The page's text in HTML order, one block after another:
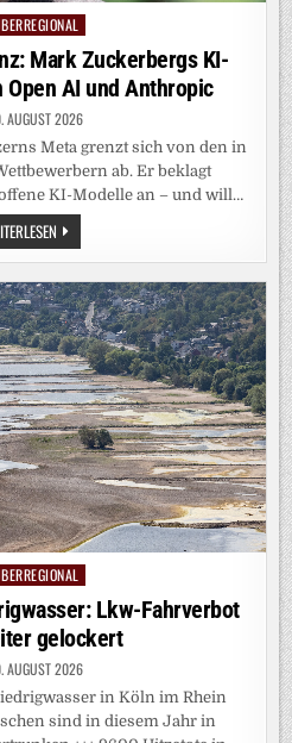
Mark Zuckerbergs KI-
AI und Anthropic
AUGUST 2026
Meta grenzt sich von den in
ab. Er beklagt
KI-Modelle an – und will…
KÜNSTLICHE
INTELLIGENZ:
MARK
ZUCKERBERGS
KI-
MANIFEST
–
GEGEN
OPEN
AI
UND
ANTHROPIC
Lkw-Fahrverbot
gelockert
AUGUST 2026
in Köln im Rhein
sind in diesem Jahr in